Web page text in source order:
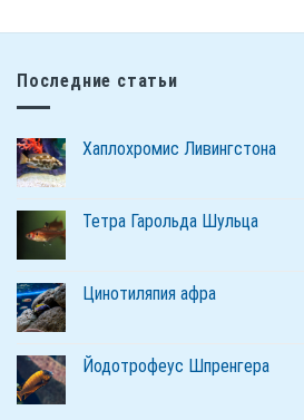
Последние статьи
Хаплохромис Ливингстона
Тетра Гарольда Шульца
Цинотиляпия афра
Йодотрофеус Шпренгера